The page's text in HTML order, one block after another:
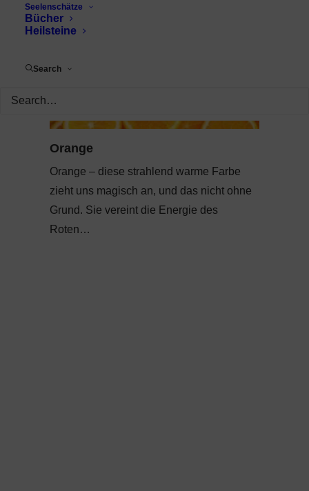
Seelenschätze
Bücher
Heilsteine
Search
Orange
Orange – diese strahlend warme Farbe
zieht uns magisch an, und das nicht ohne
Grund. Sie vereint die Energie des
Roten…